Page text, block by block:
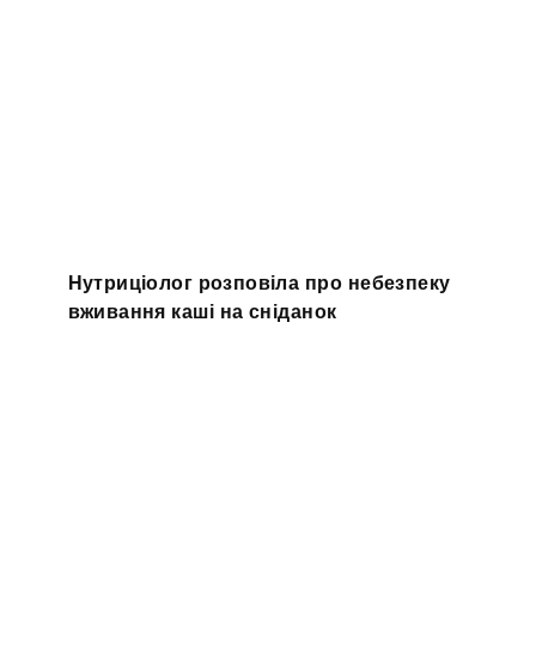
Нутриціолог розповіла про небезпеку
вживання каші на сніданок